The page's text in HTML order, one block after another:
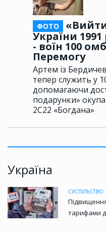
ФОТО
України
- воїн 100
Перемогу
Артем із
тепер служить у
допомагаючи
подарунки»
2С22 «Богдана»
Україна
СУСПІЛЬСТВО
тарифами